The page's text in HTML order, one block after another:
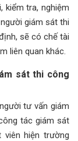
kiểm tra, nghiệm
giám sát thi
sẽ có chế tài
liên quan khác.
sát thi công
tư vấn giám
tác giám sát
hiện trường